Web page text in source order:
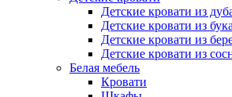
Детские кровати из
Детские кровати из бука
Детские кровати из
Детские кровати из
Белая мебель
Кровати